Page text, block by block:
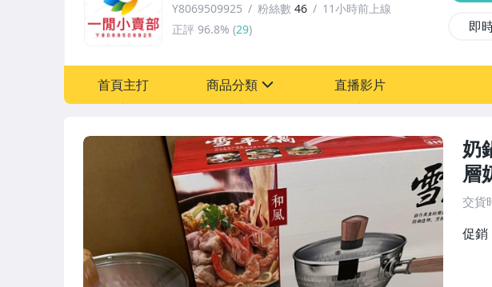
奶
層
交貨
促銷
Y8069509925 粉絲數 46
11小時前上線
正評 96.8% (29) 即
首頁主打 商品分類
居家、家具與園藝
運動、戶外與休閒
直播影片